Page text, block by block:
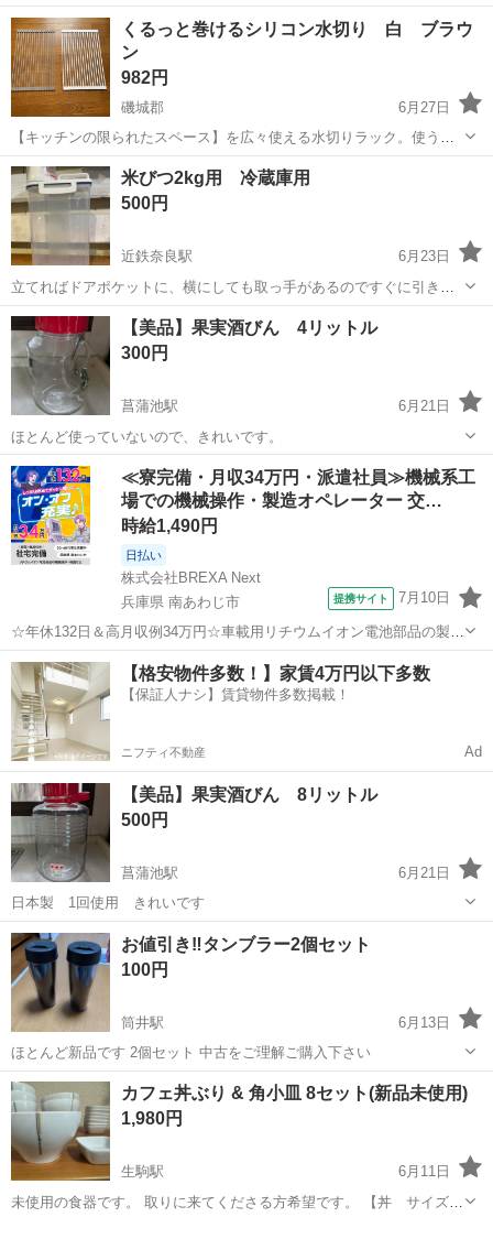
います。 まだ引っ越し後の片付けで新宅と旧宅を行き来していますの
でお譲り場所はどちらになるか分かりませんが車で約10分ですのでよ
ろしくお願いします。 また、手元に...
奈良 橿原市 ラック
くるっと巻けるシリコン水切り 白 ブラウ
ン
982円
磯城郡
6月27日
【キッチンの限られたスペース】を広々使える水切りラック。使う時
だけシンクに広げ、使わない時にはコンパクト収納できます。 【圧迫
感ゼロの快適さ】洗った食材の一時置き、料理の作業スペース、頑丈
なスチール入りだから安定感があります...
奈良 磯城郡 家庭用品 水切り
米びつ2kg用 冷蔵庫用
500円
近鉄奈良駅
6月23日
立てればドアポケットに、横にしても取っ手があるのですぐに引き出
せます。また蓋に目盛りが付いているので計量も簡単にできます。
【傷などの状態】細かい傷があります。 1枚目の写真が現物です。 引
き渡しは相談の上、決めたいと...
奈良 奈良市 近鉄奈良駅 家庭用品 米びつ
【美品】果実酒びん 4リットル
300円
菖蒲池駅
6月21日
ほとんど使っていないので、きれいです。
奈良 奈良市 菖蒲池駅 家庭用品 果実酒
≪寮完備・月収34万円・派遣社員≫機械系工
場での機械操作・製造オペレーター 交…
時給1,490円
日払い
株式会社BREXA Next
兵庫県 南あわじ市
提携サイト 7月10日
☆年休132日＆高月収例34万円☆車載用リチウムイオン電池部品の製造
／4勤2休でオフも充実♪／家具・家電付き社宅あり＆前払いで生活支援
物資が受け取れる◎／20〜40代男女活躍中！ 車載用リチウムイオン電
池部品の製造 車載用...
兵庫 南あわじ市 その他
【格安物件多数！】家賃4万円以下多数
【保証人ナシ】賃貸物件多数掲載！
ニフティ不動産 Ad
【美品】果実酒びん 8リットル
500円
菖蒲池駅
6月21日
日本製 1回使用 きれいです
奈良 奈良市 菖蒲池駅 家庭用品
お値引き‼️タンブラー2個セット
100円
筒井駅
6月13日
ほとんど新品です 2個セット 中古をご理解ご購入下さい
奈良 大和郡山市 筒井駅 家庭用品 タンブラー
カフェ丼ぶり & 角小皿 8セット(新品未使用)
1,980円
生駒駅
6月11日
未使用の食器です。 取りに来てくださる方希望です。 【丼 サイズ】